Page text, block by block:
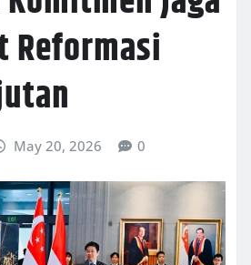
Reformasi
May 20, 2026 0